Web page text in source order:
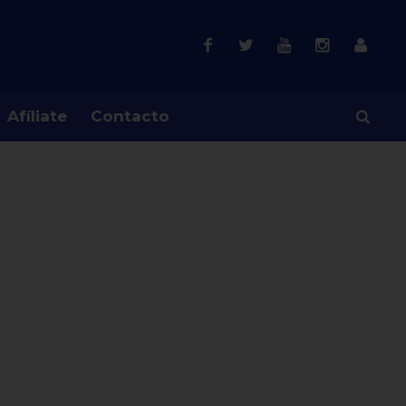
Afíliate Contacto